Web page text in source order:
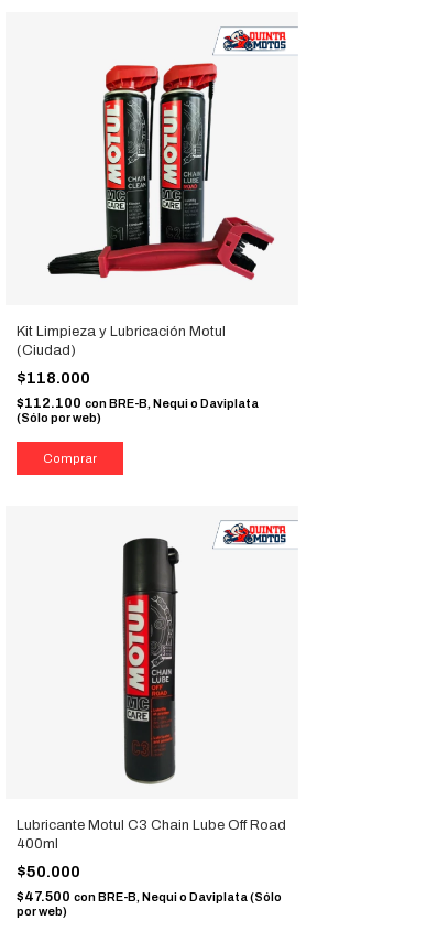
Kit Limpieza y Lubricación Motul
(Ciudad)
$118.000
$112.100 con BRE-B, Nequi o Daviplata
(Sólo por web)
Lubricante Motul C3 Chain Lube Off Road
400ml
$50.000
$47.500 con BRE-B, Nequi o Daviplata (Sólo
por web)